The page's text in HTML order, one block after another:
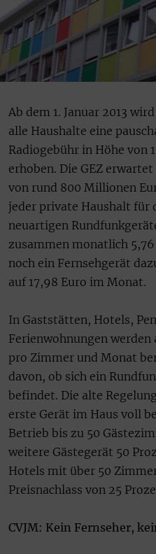
Ab dem 1. Januar 2013
alle Haushalte eine
Radiogebühr in Höhe von
erhoben. Die GEZ
von rund 800 Millionen
jeder private Haushalt für
neuartigen
zusammen monatlich
noch ein Fernsehgerät
auf 17,98 Euro im Monat.
In Gaststätten, Hotels,
Ferienwohnungen werden
pro Zimmer und Monat
davon, ob sich ein
befindet. Die alte
erste Gerät im Haus voll
Betrieb bis zu 50
weitere Gästegerät 50
Hotels mit über 50
Preisnachlass von 25
CVJM: Kein Fernseher,